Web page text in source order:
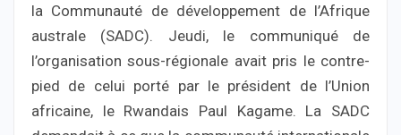
la Communauté de développement de l’Afrique
australe (SADC). Jeudi, le communiqué de
l’organisation sous-régionale avait pris le contre-
pied de celui porté par le président de l’Union
africaine, le Rwandais Paul Kagame. La SADC